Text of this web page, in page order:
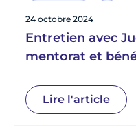
24 octobre 2024
Entretien avec
mentorat et
Lire l'article